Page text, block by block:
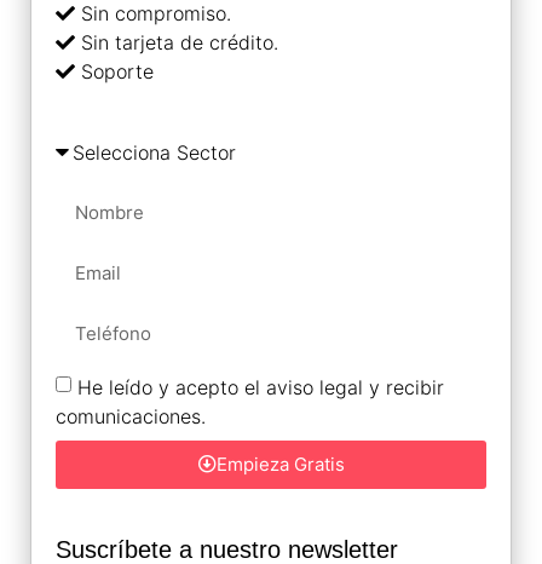
Sin compromiso.
Sin tarjeta de crédito.
Soporte
He leído y acepto el aviso legal y recibir
comunicaciones.
Empieza Gratis
Suscríbete a nuestro newsletter